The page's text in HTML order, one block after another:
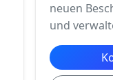
neuen
und